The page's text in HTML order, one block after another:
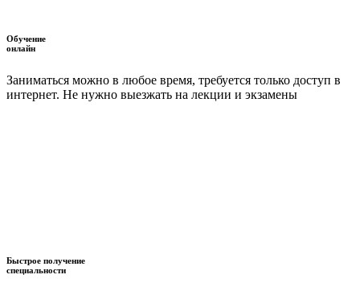
Обучение
онлайн
Заниматься можно в любое время, требуется только доступ в
интернет. Не нужно выезжать на лекции и экзамены
Быстрое получение
специальности